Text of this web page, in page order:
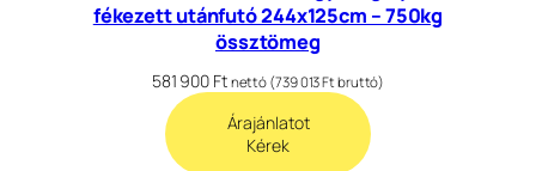
fékezett utánfutó 244x125cm – 750kg
össztömeg
581 900 Ft nettó (739 013Ft bruttó)
Árajánlatot
Kérek